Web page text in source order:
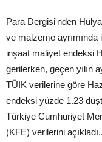
Para Dergisi'nden
ve malzeme
inşaat maliyet endeksi
gerilerken, geçen yılın
TÜIK verilerine göre
endeksi yüzde 1.23
Türkiye Cumhuriyet
(KFE) verilerini